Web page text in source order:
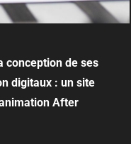
conception de ses
digitaux : un site
After